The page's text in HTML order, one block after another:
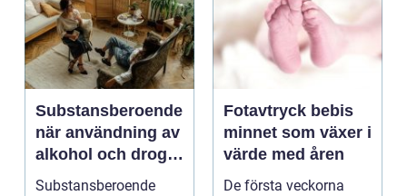
Substansberoende
när användning av
alkohol och droger
tar över vardagen
Substansberoende
Fotavtryck bebis
minnet som växer i
värde med åren
De första veckorna